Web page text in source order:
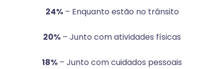
24%– Enquanto estão no trânsito
20% – Junto com atividades físicas
18% – Junto com cuidados pessoais